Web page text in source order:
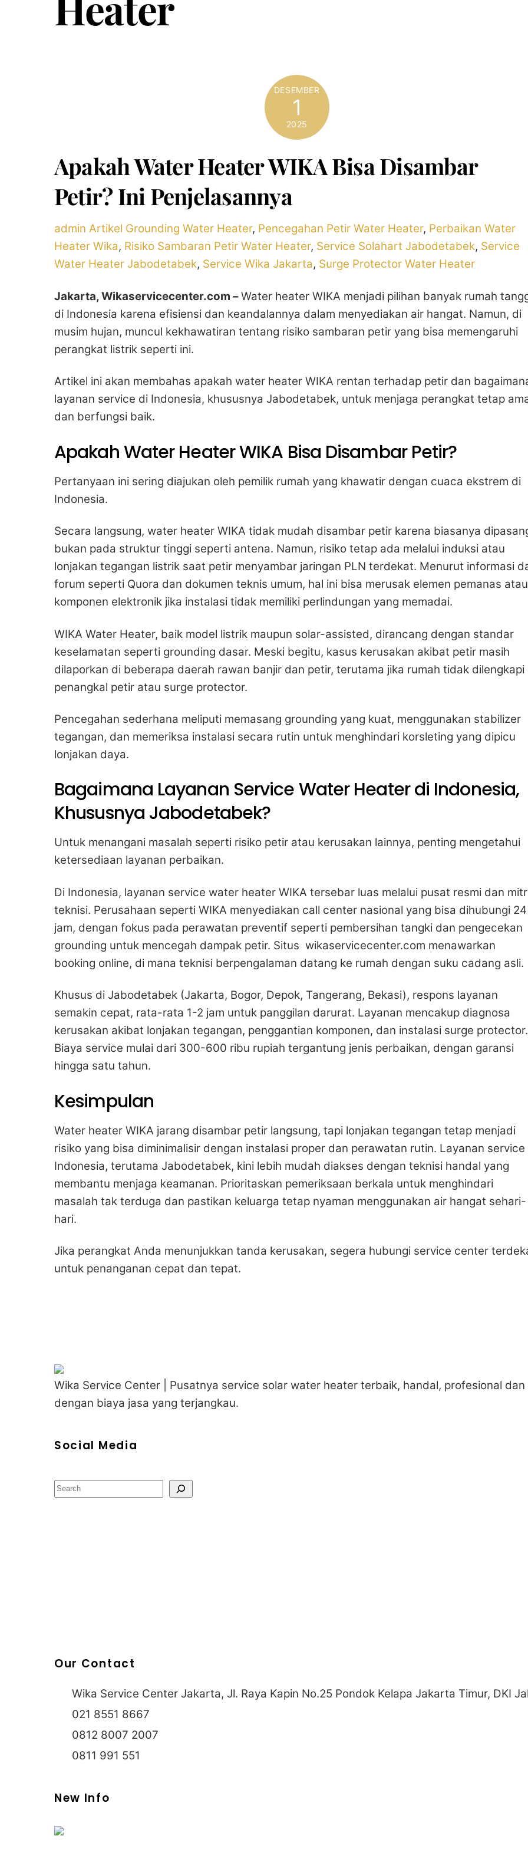
DESEMBER
1
2025
Apakah Water Heater WIKA Bisa Disambar
Petir? Ini Penjelasannya
admin Artikel Grounding Water Heater, Pencegahan Petir Water Heater, Perbaikan Water
Heater Wika, Risiko Sambaran Petir Water Heater, Service Solahart Jabodetabek, Service
Water Heater Jabodetabek, Service Wika Jakarta, Surge Protector Water Heater
Jakarta, Wikaservicecenter.com –Water heater WIKA menjadi pilihan banyak rumah
di Indonesia karena efisiensi dan keandalannya dalam menyediakan air hangat. Namun, di
musim hujan, muncul kekhawatiran tentang risiko sambaran petir yang bisa memengaruhi
perangkat listrik seperti ini.
Artikel ini akan membahas apakah water heater WIKA rentan terhadap petir dan
layanan service di Indonesia, khususnya Jabodetabek, untuk menjaga perangkat tetap
dan berfungsi baik.
Apakah Water Heater WIKA Bisa Disambar Petir?
Pertanyaan ini sering diajukan oleh pemilik rumah yang khawatir dengan cuaca ekstrem di
Indonesia.
Secara langsung, water heater WIKA tidak mudah disambar petir karena biasanya
bukan pada struktur tinggi seperti antena. Namun, risiko tetap ada melalui induksi atau
lonjakan tegangan listrik saat petir menyambar jaringan PLN terdekat. Menurut informasi
forum seperti Quora dan dokumen teknis umum, hal ini bisa merusak elemen pemanas atau
komponen elektronik jika instalasi tidak memiliki perlindungan yang memadai.
WIKA Water Heater, baik model listrik maupun solar-assisted, dirancang dengan standar
keselamatan seperti grounding dasar. Meski begitu, kasus kerusakan akibat petir masih
dilaporkan di beberapa daerah rawan banjir dan petir, terutama jika rumah tidak dilengkapi
penangkal petir atau surge protector.
Pencegahan sederhana meliputi memasang grounding yang kuat, menggunakan stabilizer
tegangan, dan memeriksa instalasi secara rutin untuk menghindari korsleting yang dipicu
lonjakan daya.
Bagaimana Layanan Service Water Heater di Indonesia,
Khususnya Jabodetabek?
Untuk menangani masalah seperti risiko petir atau kerusakan lainnya, penting mengetahui
ketersediaan layanan perbaikan.
Di Indonesia, layanan service water heater WIKA tersebar luas melalui pusat resmi dan
teknisi. Perusahaan seperti WIKA menyediakan call center nasional yang bisa dihubungi 24
jam, dengan fokus pada perawatan preventif seperti pembersihan tangki dan pengecekan
grounding untuk mencegah dampak petir. Situs wikaservicecenter.com menawarkan
booking online, di mana teknisi berpengalaman datang ke rumah dengan suku cadang asli.
Khusus di Jabodetabek (Jakarta, Bogor, Depok, Tangerang, Bekasi), respons layanan
semakin cepat, rata-rata 1-2 jam untuk panggilan darurat. Layanan mencakup diagnosa
kerusakan akibat lonjakan tegangan, penggantian komponen, dan instalasi surge protector.
Biaya service mulai dari 300-600 ribu rupiah tergantung jenis perbaikan, dengan garansi
hingga satu tahun.
Kesimpulan
Water heater WIKA jarang disambar petir langsung, tapi lonjakan tegangan tetap menjadi
risiko yang bisa diminimalisir dengan instalasi proper dan perawatan rutin. Layanan service
Indonesia, terutama Jabodetabek, kini lebih mudah diakses dengan teknisi handal yang
membantu menjaga keamanan. Prioritaskan pemeriksaan berkala untuk menghindari
masalah tak terduga dan pastikan keluarga tetap nyaman menggunakan air hangat sehari-
hari.
Jika perangkat Anda menunjukkan tanda kerusakan, segera hubungi service center
untuk penanganan cepat dan tepat.
Wika Service Center | Pusatnya service solar water heater terbaik, handal, profesional
dengan biaya jasa yang terjangkau.
Social Media
Cari
Our Contact
Wika Service Center Jakarta, Jl. Raya Kapin No.25 Pondok Kelapa Jakarta Timur, DKI
021 8551 8667
0812 8007 2007
0811 991 551
New Info